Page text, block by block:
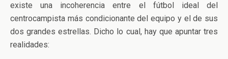
existe una incoherencia entre el fútbol ideal del
centrocampista más condicionante del equipo y el de sus
dos grandes estrellas. Dicho lo cual, hay que apuntar tres
realidades: